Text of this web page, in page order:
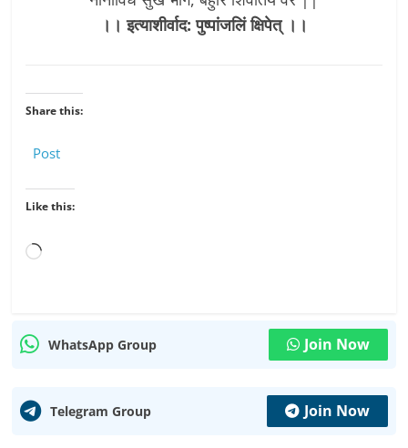
।। इत्याशीर्वाद: पुष्पांजलिं क्षिपेत् ।।
Share this:
Post
Like this:
Loading…
WhatsApp Group Join Now
Telegram Group Join Now